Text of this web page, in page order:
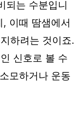
되는 수분입니
이때 땀샘에서
하려는 것이죠.
신호로 볼 수
모하거나 운동